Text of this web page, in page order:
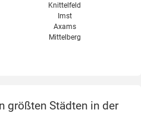
Knittelfeld
Imst
Axams
Mittelberg
größten Städten in der